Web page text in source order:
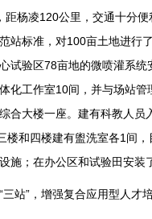
距杨凌120公里，交通十分
站标准，对100亩土地进行
试验区78亩地的微喷灌系
化工作室10间，并与场站
合大楼一座。建有科教人
楼和四楼建有盥洗室各1间
施；在办公区和试验田安装
”，增强复合应用型人才